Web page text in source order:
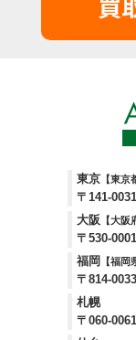
東京 【東京
〒141-
大阪
【大阪
〒530-
福岡
【福岡
〒814-
札幌
〒060-